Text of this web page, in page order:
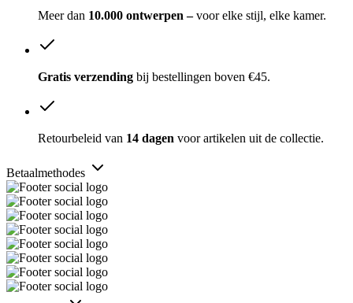
Meer dan 10.000 ontwerpen –voor elke stijl, elke kamer.
Gratis verzending bij bestellingen boven €45.
Retourbeleid van 14 dagen voor artikelen uit de collectie.
Betaalmethodes